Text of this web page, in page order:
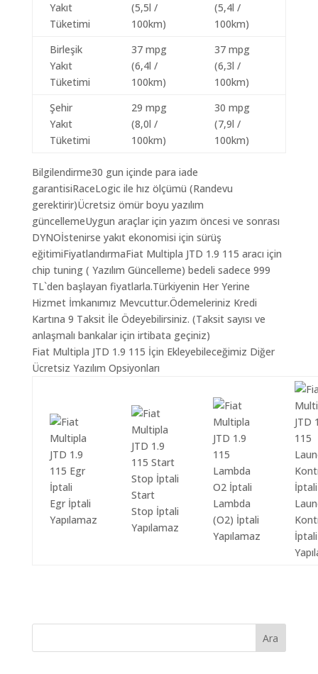
Yakıt
Tüketimi
(5,5l /
100km)
(5,4l /
100km)
Birleşik
Yakıt
Tüketimi
37 mpg
(6,4l /
100km)
37 mpg
(6,3l /
100km)
Şehir
Yakıt
Tüketimi
29 mpg
(8,0l /
100km)
30 mpg
(7,9l /
100km)
Bilgilendirme30 gun içinde para iade
garantisiRaceLogic ile hız ölçümü (Randevu
gerektirir)Ücretsiz ömür boyu yazılım
güncellemeUygun araçlar için yazım öncesi ve sonrası
DYNOİstenirse yakıt ekonomisi için sürüş
eğitimiFiyatlandırmaFiat Multipla JTD 1.9 115 aracı için
chip tuning ( Yazılım Güncelleme) bedeli sadece 999
TL`den başlayan fiyatlarla.Türkiyenin Her Yerine
Hizmet İmkanımız Mevcuttur.Ödemeleriniz Kredi
Kartına 9 Taksit İle Ödeyebilirsiniz. (Taksit sayısı ve
anlaşmalı bankalar için irtibata geçiniz)
Fiat Multipla JTD 1.9 115 İçin Ekleyebileceğimiz Diğer
Ücretsiz Yazılım Opsiyonları
Egr İptali
Yapılamaz
Start
Stop İptali
Yapılamaz
Lambda
(O2) İptali
Yapılamaz
İptali
Ara